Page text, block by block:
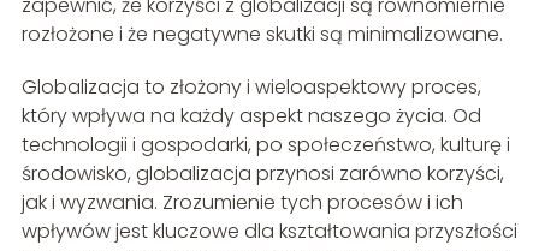
zapewnić, że korzyści z globalizacji są równomiernie
rozłożone i że negatywne skutki są minimalizowane.
Globalizacja to złożony i wieloaspektowy proces,
który wpływa na każdy aspekt naszego życia. Od
technologii i gospodarki, po społeczeństwo, kulturę i
środowisko, globalizacja przynosi zarówno korzyści,
jak i wyzwania. Zrozumienie tych procesów i ich
wpływów jest kluczowe dla kształtowania przyszłości